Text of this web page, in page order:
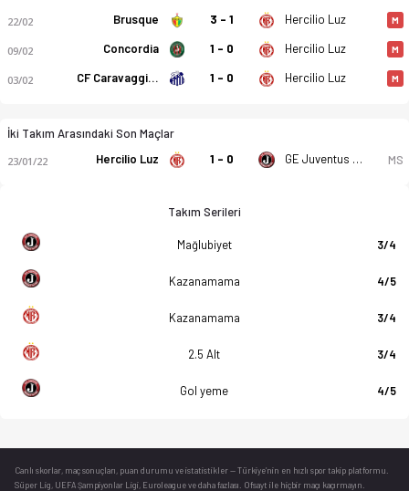
22/02 Brusque 3 - 1 Hercilio Luz M
09/02 Concordia 1 - 0 Hercilio Luz M
03/02 CF Caravaggio SC 1 - 0 Hercilio Luz M
İki Takım Arasındaki Son Maçlar
23/01/22 Hercilio Luz 1 - 0 GE Juventus Jaragua Do Sul SC MS
Takım Serileri
Mağlubiyet 3/4
Kazanamama 4/5
Kazanamama 3/4
2.5 Alt 3/4
Gol yeme 4/5
Canlı skorlar , maç sonuçları, puan durumu ve istatistikler — Türkiye’nin en hızlı spor takip platformu.
Süper Lig, UEFA Şampiyonlar Ligi, Euroleague ve daha fazlası. Ofsayt ile hiçbir maçı kaçırmayın.